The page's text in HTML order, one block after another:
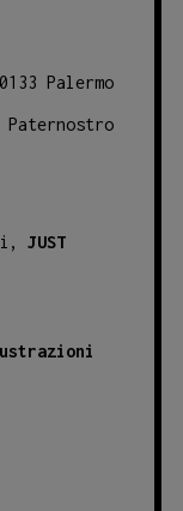
Palermo
Paternostro
JUST